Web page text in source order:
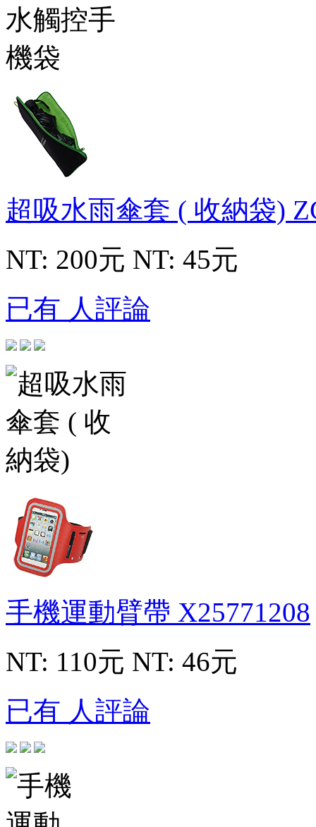
超吸水雨傘套 ( 收納袋)
NT: 200元 NT: 45元
已有 人評論
手機運動臂帶 X25771208
NT: 110元 NT: 46元
已有 人評論